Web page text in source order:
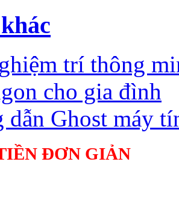
trí thông
cho gia đình
dẫn Ghost máy
ĐƠN GIẢN